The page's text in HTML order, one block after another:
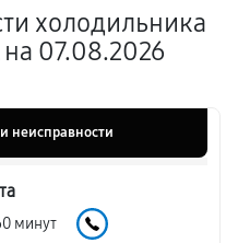
холодильника
на 07.08.2026
неисправности
минут